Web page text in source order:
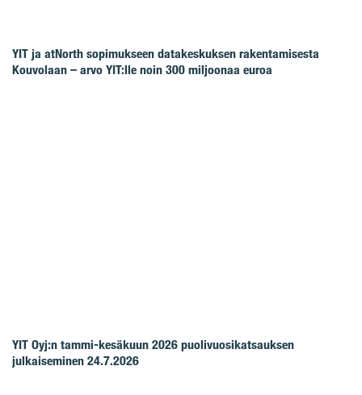
YIT ja atNorth sopimukseen datakeskuksen rakentamisesta
Kouvolaan – arvo YIT:lle noin 300 miljoonaa euroa
YIT Oyj:n tammi-kesäkuun 2026 puolivuosikatsauksen
julkaiseminen 24.7.2026